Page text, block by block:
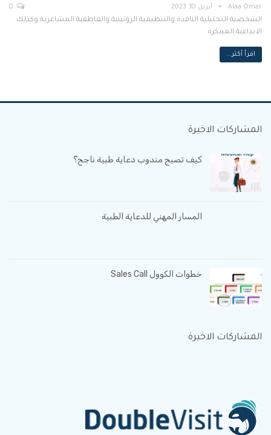
أبريل 10, 2023
الشخصية التحليلية الناقدة والتنظيمية الروتينية والعاطفية المشاعرية وكذلك
الابداعية المبتكرة
اقرأ أكثر...
المشاركات الاخيرة
كيف تصبح مندوب دعاية طبية ناجح؟
المسار المهني للدعاية الطبية
خطوات الكوول Sales Call
المشاركات الاخيرة